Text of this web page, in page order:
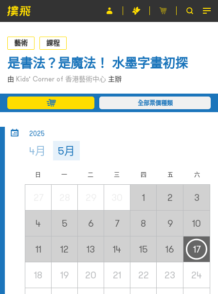
節目
主辦單位
關於撲飛
條款及細則
藝術 課程
是書法？是魔法！ 水墨字畫初探
由 Kids’ Corner of 香港藝術中心 主辦
全部票價種類
2025
4月 5月
日 一 二 三 四 五 六
1 2 3
4 5 6 7 8 9 10
11 12 13 14 15 16 17
18 19 20 21 22 23 24